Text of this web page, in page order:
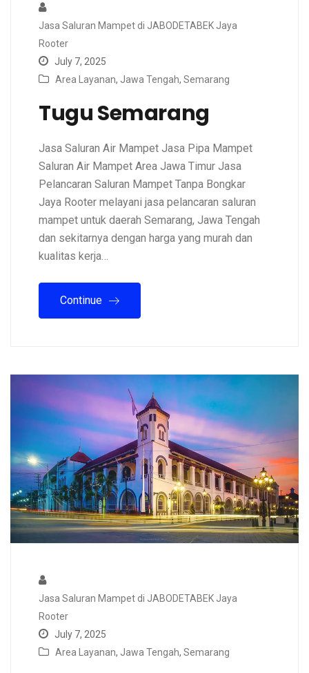
Jasa Saluran Mampet di JABODETABEK Jaya
Rooter
July 7, 2025
Area Layanan, Jawa Tengah, Semarang
Tugu Semarang
Jasa Saluran Air Mampet Jasa Pipa Mampet
Saluran Air Mampet Area Jawa Timur Jasa
Pelancaran Saluran Mampet Tanpa Bongkar
Jaya Rooter melayani jasa pelancaran saluran
mampet untuk daerah Semarang, Jawa Tengah
dan sekitarnya dengan harga yang murah dan
kualitas kerja…
Continue
Jasa Saluran Mampet di JABODETABEK Jaya
Rooter
July 7, 2025
Area Layanan, Jawa Tengah, Semarang